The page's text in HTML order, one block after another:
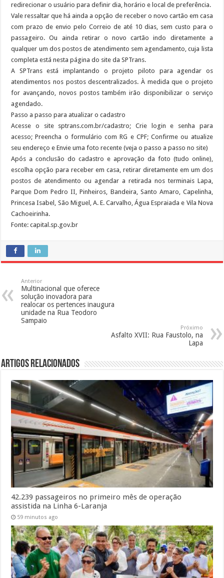
redirecionar o usuário para definir dia, horário e local de preferência.
Vale ressaltar que há ainda a opção de receber o novo cartão em casa
com prazo de envio pelo Correio de até 10 dias, sem custo para o
passageiro. Ou ainda retirar o novo cartão indo diretamente a
qualquer um dos postos de atendimento sem agendamento, cuja lista
completa está nesta página do site da SPTrans.
A SPTrans está implantando o projeto piloto para agendar os
atendimentos nos postos descentralizados. À medida que o projeto
for avançando, novos postos também irão disponibilizar o serviço
agendado.
Passo a passo para atualizar o cadastro
Acesse o site sptrans.com.br/cadastro; Crie login e senha para
acesso; Preencha o formulário com RG e CPF; Confirme ou atualize
seu endereço e Envie uma foto recente (veja o passo a passo no site)
Após a conclusão do cadastro e aprovação da foto (tudo online),
escolha opção para receber em casa, retirar diretamente em um dos
postos de atendimento ou agendar a retirada nos terminais Lapa,
Parque Dom Pedro II, Pinheiros, Bandeira, Santo Amaro, Capelinha,
Princesa Isabel, São Miguel, A. E. Carvalho, Água Espraiada e Vila Nova
Cachoeirinha.
Fonte: capital.sp.gov.br
Anterior
Multinacional que oferece
solução inovadora para
realocar os pertences inaugura
unidade na Rua Teodoro
Sampaio
Próximo
Asfalto XVII: Rua Faustolo, na
Lapa
Artigos Relacionados
42.239 passageiros no primeiro mês de operação
assistida na Linha 6-Laranja
59 minutos ago